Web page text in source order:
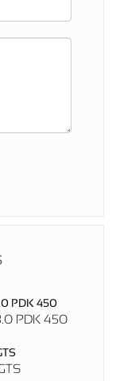
PDK 450